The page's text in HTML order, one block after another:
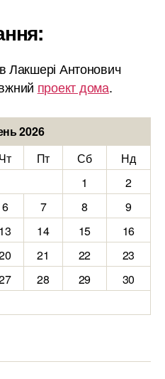
Лакшері Антонович
проект дома.
2026
Чт Пт Сб
Нд
1
2
6 7 8
9
13 14 15
16
21 22
23
28 29
30